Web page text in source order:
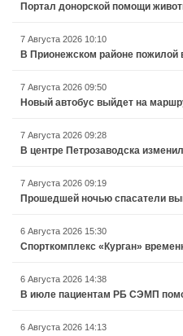
Портал донорской помощи
7 Августа 2026 10:10
В Прионежском районе пожилой
7 Августа 2026 09:50
Новый автобус выйдет на
7 Августа 2026 09:28
В центре Петрозаводска
7 Августа 2026 09:19
Прошедшей ночью спасатели
6 Августа 2026 15:30
Спорткомплекс «Курган»
6 Августа 2026 14:38
В июле пациентам РБ СЭМП
6 Августа 2026 14:13